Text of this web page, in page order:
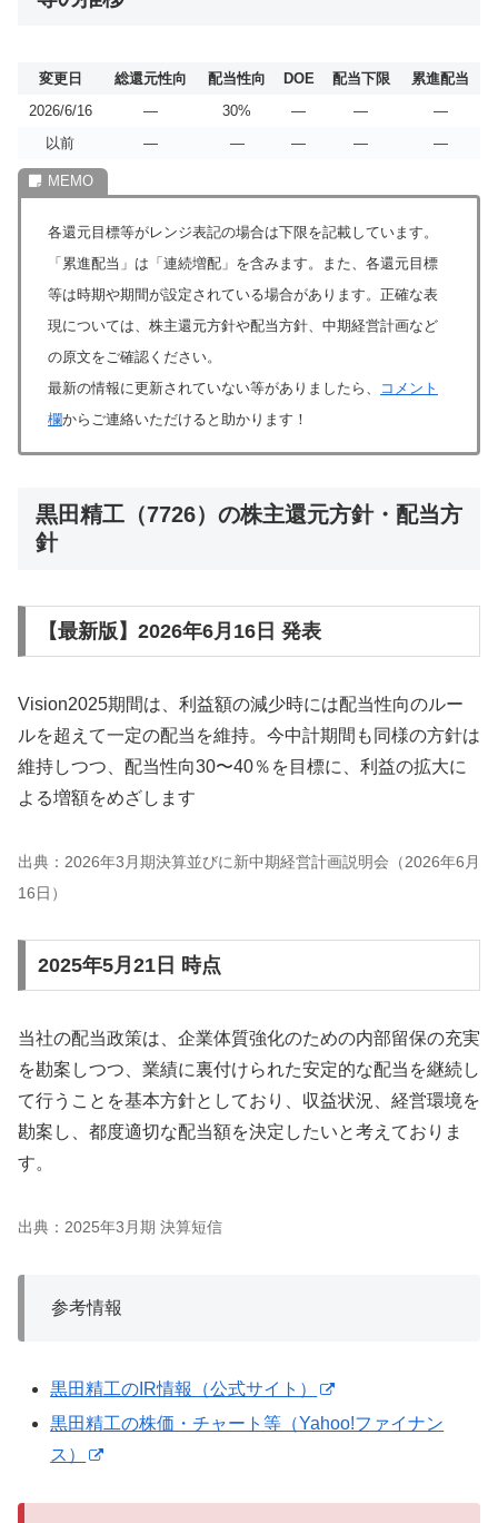
変更日 総還元性向 配当性向 DOE 配当下限
累進配当
2026/6/16
― 30% ― ―
―
以前
― ― ― ― ―
各還元目標等がレンジ表記の場合は下限を記載しています。
「累進配当」は「連続増配」を含みます。また、各還元目標
等は時期や期間が設定されている場合があります。正確な表
現については、株主還元方針や配当方針、中期経営計画など
の原文をご確認ください。
最新の情報に更新されていない等がありましたら、
コメント
欄からご連絡いただけると助かります！
黒田精工（7726）の株主還元方針・配当方
針
【最新版】2026年6月16日 発表
Vision2025期間は、利益額の減少時には配当性向のルー
ルを超えて一定の配当を維持。今中計期間も同様の方針は
維持しつつ、配当性向30〜40％を目標に、利益の拡大に
よる増額をめざします
出典：2026年3月期決算並びに新中期経営計画説明会（2026年6月
16日）
2025年5月21日 時点
当社の配当政策は、企業体質強化のための内部留保の充実
を勘案しつつ、業績に裏付けられた安定的な配当を継続し
て行うことを基本方針としており、収益状況、経営環境を
勘案し、都度適切な配当額を決定したいと考えておりま
す。
出典：2025年3月期 決算短信
参考情報
黒田精工のIR情報（公式サイト）
黒田精工の株価・チャート等（Yahoo!ファイナン
ス）